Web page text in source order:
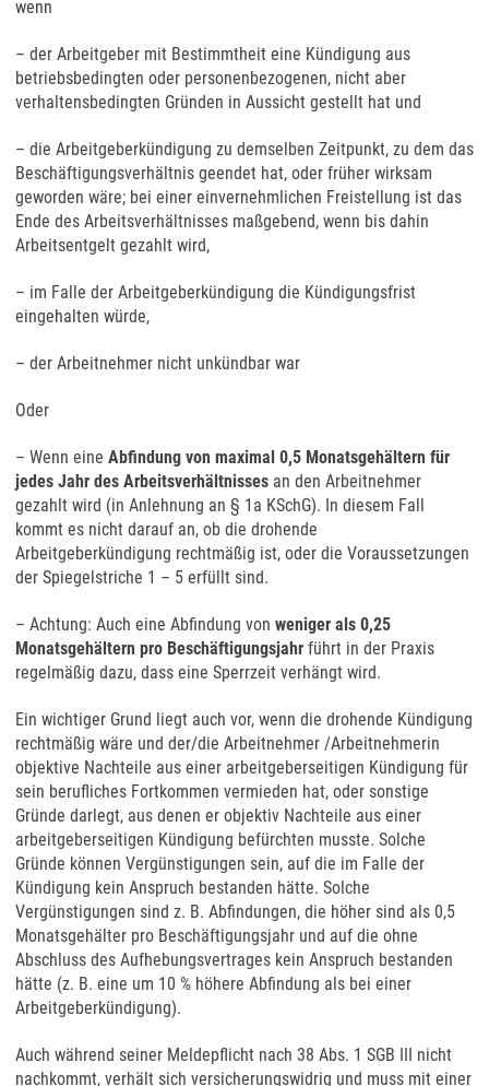
wenn
– der Arbeitgeber mit Bestimmtheit eine Kündigung aus
betriebsbedingten oder personenbezogenen, nicht aber
verhaltensbedingten Gründen in Aussicht gestellt hat und
– die Arbeitgeberkündigung zu demselben Zeitpunkt, zu dem das
Beschäftigungsverhältnis geendet hat, oder früher wirksam
geworden wäre; bei einer einvernehmlichen Freistellung ist das
Ende des Arbeitsverhältnisses maßgebend, wenn bis dahin
Arbeitsentgelt gezahlt wird,
– im Falle der Arbeitgeberkündigung die Kündigungsfrist
eingehalten würde,
– der Arbeitnehmer nicht unkündbar war
Oder
– Wenn eine Abfindung von maximal 0,5 Monatsgehältern für
jedes Jahr des Arbeitsverhältnisses an den Arbeitnehmer
gezahlt wird (in Anlehnung an § 1a KSchG). In diesem Fall
kommt es nicht darauf an, ob die drohende
Arbeitgeberkündigung rechtmäßig ist, oder die Voraussetzungen
der Spiegelstriche 1 – 5 erfüllt sind.
– Achtung: Auch eine Abfindung von weniger als 0,25
Monatsgehältern pro Beschäftigungsjahr führt in der Praxis
regelmäßig dazu, dass eine Sperrzeit verhängt wird.
Ein wichtiger Grund liegt auch vor, wenn die drohende Kündigung
rechtmäßig wäre und der/die Arbeitnehmer /Arbeitnehmerin
objektive Nachteile aus einer arbeitgeberseitigen Kündigung für
sein berufliches Fortkommen vermieden hat, oder sonstige
Gründe darlegt, aus denen er objektiv Nachteile aus einer
arbeitgeberseitigen Kündigung befürchten musste. Solche
Gründe können Vergünstigungen sein, auf die im Falle der
Kündigung kein Anspruch bestanden hätte. Solche
Vergünstigungen sind z. B. Abfindungen, die höher sind als 0,5
Monatsgehälter pro Beschäftigungsjahr und auf die ohne
Abschluss des Aufhebungsvertrages kein Anspruch bestanden
hätte (z. B. eine um 10 % höhere Abfindung als bei einer
Arbeitgeberkündigung).
Auch während seiner Meldepflicht nach 38 Abs. 1 SGB III nicht
nachkommt, verhält sich versicherungswidrig und muss mit einer